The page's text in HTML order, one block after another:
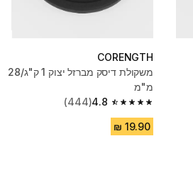
CORENGTH
משקולת דיסק מברזל יצוק 1 ק"ג/28
מ"מ
4.8
4.8 out of 5 stars from 444 reviews
(444)